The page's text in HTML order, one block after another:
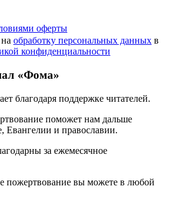
оферты
обработку персональных данных в
конфиденциальности
«Фома»
благодаря поддержке читателей.
поможет нам дальше
Евангелии и православии.
за ежемесячное
пожертвование вы можете в любой